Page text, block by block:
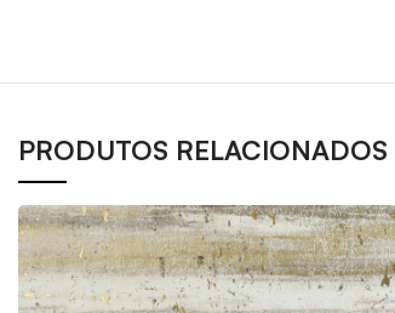
PRODUTOS RELACIONADOS